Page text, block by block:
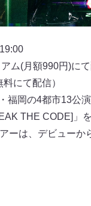
ム(月額990円)に
にて配信）
福岡の4都市13公
THE CODE]」
ーは、デビュー